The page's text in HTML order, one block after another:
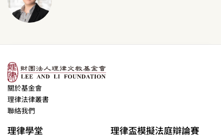
關於基金會
理律法律叢書
聯絡我們
理律學堂 理律盃模擬法庭辯論賽